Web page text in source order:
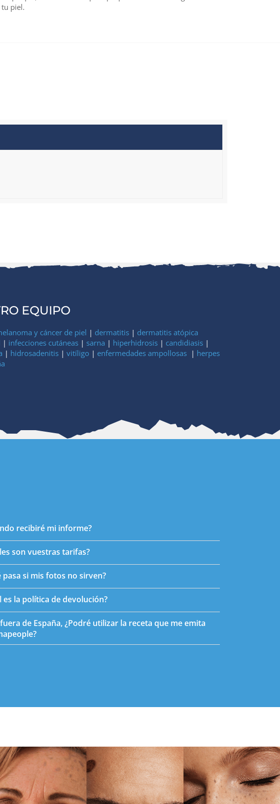
piel.
EQUIPO
y cáncer de piel | dermatitis | dermatitis atópica
| infecciones cutáneas| sarna | hiperhidrosis| candidiasis|
| hidrosadenitis| vitíligo | enfermedades ampollosas| herpes
recibiré mi informe?
son vuestras tarifas?
pasa si mis fotos no sirven?
es la política de devolución?
de España, ¿Podré utilizar la receta que me emita